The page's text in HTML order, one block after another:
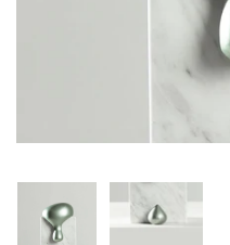
Kiade Maquettes
Lalique